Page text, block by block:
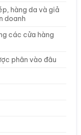
hàng da và giả
doanh
các cửa hàng
phân vào đâu